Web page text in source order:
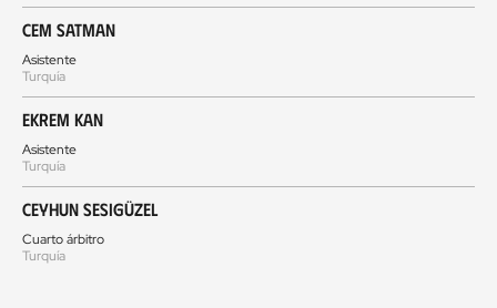
Cem Satman
Asistente
Turquía
Ekrem Kan
Asistente
Turquía
Ceyhun Sesigüzel
Cuarto árbitro
Turquía